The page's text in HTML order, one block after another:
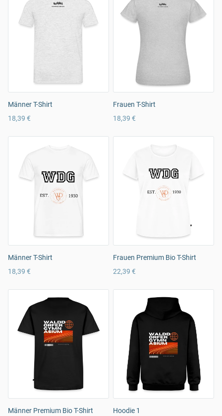
Männer T-Shirt
18,39 €
Frauen T-Shirt
18,39 €
Männer T-Shirt
18,39 €
Frauen Premium Bio T-Shirt
22,39 €
Männer Premium Bio T-Shirt Hoodie 1